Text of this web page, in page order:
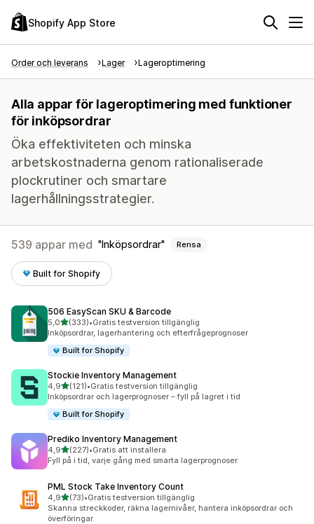
Shopify App Store
Order och leverans Lager Lageroptimering
Alla appar för lageroptimering med funktioner
för inköpsordrar
Öka effektiviteten och minska
arbetskostnaderna genom rationaliserade
plockrutiner och smartare
lagerhållningsstrategier.
539 appar med Inköpsordrar Rensa
Built for Shopify
506 EasyScan SKU & Barcode
5,0av 5 stjärnor
(333)
333 recensioner totalt
•Gratis testversion tillgänglig
Inköpsordrar, lagerhantering och efterfrågeprognoser
Built for Shopify
Stockie Inventory Management
4,9av 5 stjärnor
(121)
121 recensioner totalt
•Gratis testversion tillgänglig
Inköpsordrar och lagerprognoser – fyll på lagret i tid
Built for Shopify
Prediko Inventory Management
4,9av 5 stjärnor
(227)
227 recensioner totalt
•Gratis att installera
Fyll på i tid, varje gång med smarta lagerprognoser.
PML Stock Take Inventory Count
4,9av 5 stjärnor
(73)
73 recensioner totalt
•Gratis testversion tillgänglig
Skanna streckkoder, räkna lagernivåer, hantera inköpsordrar och
överföringar